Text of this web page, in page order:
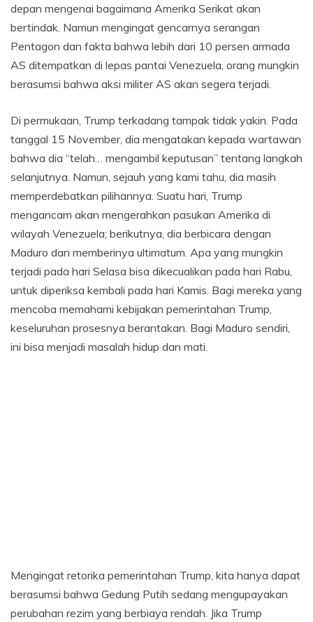
depan mengenai bagaimana Amerika Serikat akan
bertindak. Namun mengingat gencarnya serangan
Pentagon dan fakta bahwa lebih dari 10 persen armada
AS ditempatkan di lepas pantai Venezuela, orang mungkin
berasumsi bahwa aksi militer AS akan segera terjadi.
Di permukaan, Trump terkadang tampak tidak yakin. Pada
tanggal 15 November, dia mengatakan kepada wartawan
bahwa dia “telah… mengambil keputusan” tentang langkah
selanjutnya. Namun, sejauh yang kami tahu, dia masih
memperdebatkan pilihannya. Suatu hari, Trump
mengancam akan mengerahkan pasukan Amerika di
wilayah Venezuela; berikutnya, dia berbicara dengan
Maduro dan memberinya ultimatum. Apa yang mungkin
terjadi pada hari Selasa bisa dikecualikan pada hari Rabu,
untuk diperiksa kembali pada hari Kamis. Bagi mereka yang
mencoba memahami kebijakan pemerintahan Trump,
keseluruhan prosesnya berantakan. Bagi Maduro sendiri,
ini bisa menjadi masalah hidup dan mati.
Mengingat retorika pemerintahan Trump, kita hanya dapat
berasumsi bahwa Gedung Putih sedang mengupayakan
perubahan rezim yang berbiaya rendah. Jika Trump